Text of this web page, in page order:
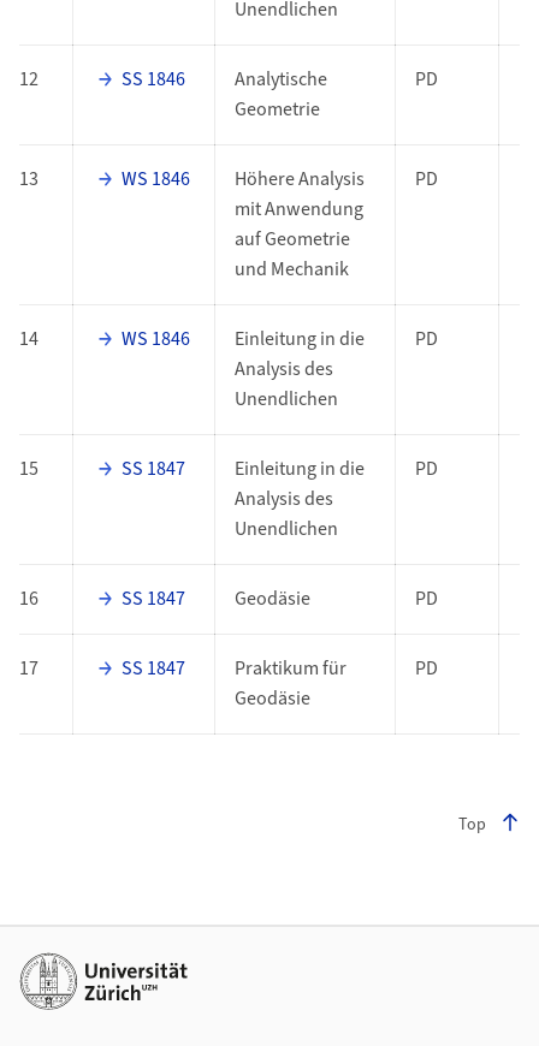
Unendlichen
12 SS 1846
Analytische
Geometrie
PD
13 WS 1846
Höhere Analysis
mit Anwendung
auf Geometrie
und Mechanik
PD
14 WS 1846
Einleitung in die
Analysis des
Unendlichen
PD
15 SS 1847
Einleitung in die
Analysis des
Unendlichen
PD
16 SS 1847 Geodäsie PD
17 SS 1847
Praktikum für
Geodäsie
PD
Top
Weiterführende Links